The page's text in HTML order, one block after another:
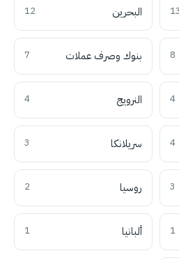
13 البحرين 12
8 بنوك وصرف عملات 7
4 النرويج 4
4 سريلانكا 3
3 روسيا 2
1 ألبانيا 1